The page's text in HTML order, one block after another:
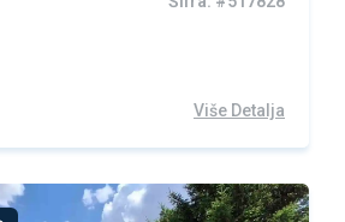
Više Detalja